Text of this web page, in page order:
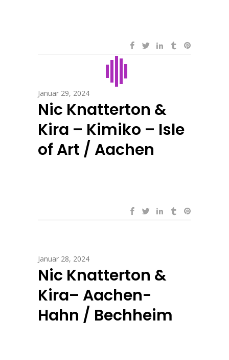
Januar 29, 2024
Nic Knatterton &
Kira – Kimiko – Isle
of Art / Aachen
Januar 28, 2024
Nic Knatterton &
Kira– Aachen-
Hahn / Bechheim